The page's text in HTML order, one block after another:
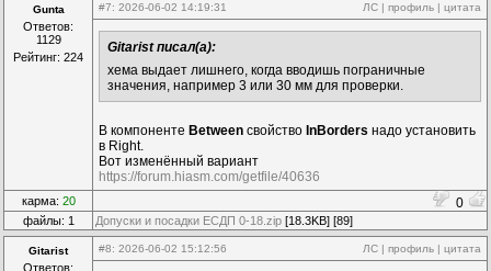
Gunta
Ответов:
1129
Рейтинг: 224
#7: 2026-06-02 14:19:31 ЛС | профиль | цитата
Gitarist писал(а):
хема выдает лишнего, когда вводишь пограничные
значения, например 3 или 30 мм для проверки.
В компоненте Between свойство InBorders надо установить
в Right.
Вот изменённый вариант
https://forum.hiasm.com/getfile/40636
карма: 20 0
файлы: 1 Допуски и посадки ЕСДП 0-18.zip [18.3KB] [89]
Gitarist
Ответов:
#8: 2026-06-02 15:12:56 ЛС | профиль | цитата